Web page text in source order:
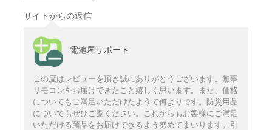
サイトからの返信
電池屋サポート
この度はレビューを頂き誠にありがとうございます。無事
リモコンをお届けできたこと嬉しく思います。また、価格
についてもご満足いただけたようで何よりです。防災用品
についてもぜひご覧ください。これからもお客様にご満足
いただける商品をお届けできるよう努めてまいります。引